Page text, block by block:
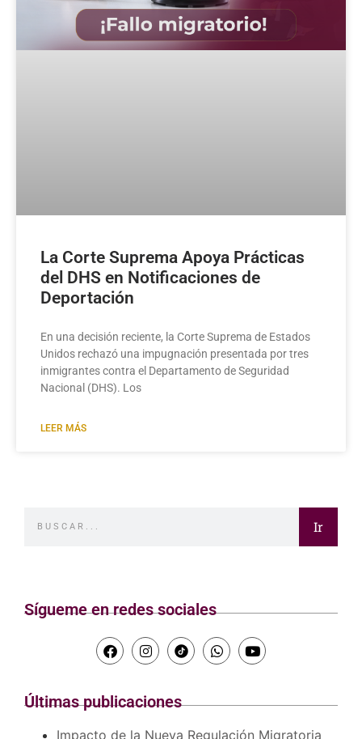
La Corte Suprema Apoya Prácticas
del DHS en Notificaciones de
Deportación
En una decisión reciente, la Corte Suprema de Estados
Unidos rechazó una impugnación presentada por tres
inmigrantes contra el Departamento de Seguridad
Nacional (DHS). Los
LEER MÁS
Ir
Sígueme en redes sociales
Últimas publicaciones
Impacto de la Nueva Regulación Migratoria